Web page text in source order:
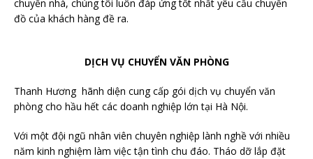
chuyển nhà, chúng tôi luôn đáp ứng tốt nhất yêu cầu chuyển
đồ của khách hàng đề ra.
DỊCH VỤ CHUYỂN VĂN PHÒNG
Thanh Hương hãnh diện cung cấp gói dịch vụ chuyển văn
phòng cho hầu hết các doanh nghiệp lớn tại Hà Nội.
Với một đội ngũ nhân viên chuyên nghiệp lành nghề với nhiều
năm kinh nghiệm làm việc tận tình chu đáo. Tháo dỡ lắp đặt